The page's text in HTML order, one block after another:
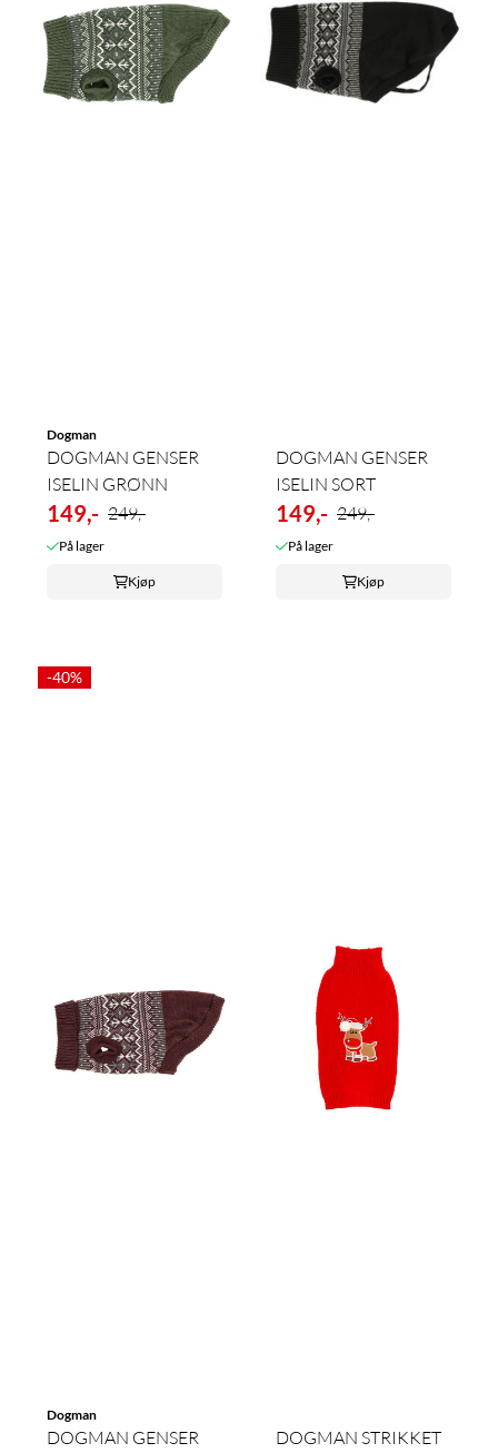
Dogman
DOGMAN GENSER
ISELIN GRØNN
149,- 249,-
På lager
Kjøp
DOGMAN GENSER
ISELIN SORT
149,- 249,-
På lager
Kjøp
-40%
Dogman
DOGMAN GENSER
DOGMAN STRIKKET